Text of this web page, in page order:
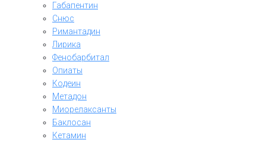
Габапентин
Снюс
Римантадин
Лирика
Фенобарбитал
Опиаты
Кодеин
Метадон
Миорелаксанты
Баклосан
Кетамин